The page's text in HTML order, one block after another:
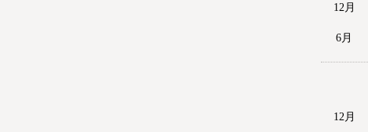
12月
6月
12月